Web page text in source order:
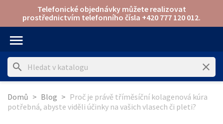
Telefonické objednávky můžete realizovat
prostřednictvím telefonního čísla +420 777 120 012.
menu
search clear
Domů Blog
Proč je právě tříměsíční kolagenová kúra
potřebná, abyste viděli účinky na vašich vlasech či pleti?